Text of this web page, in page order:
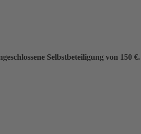
Selbstbeteiligung von 150 €.